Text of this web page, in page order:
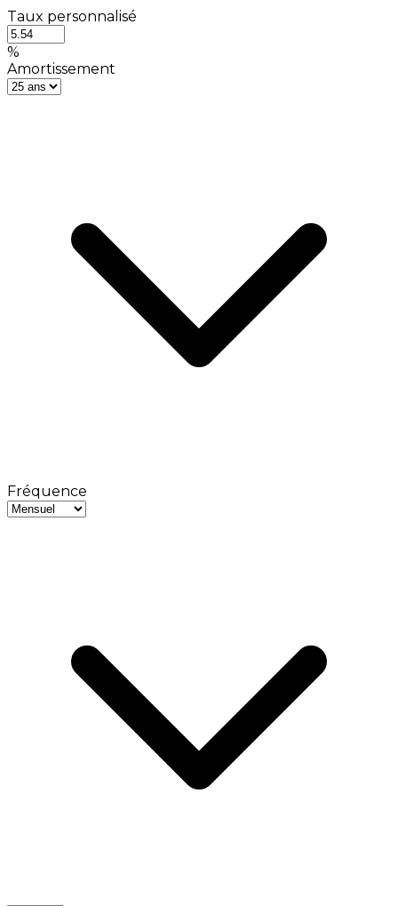
Taux personnalisé
%
Amortissement
Fréquence